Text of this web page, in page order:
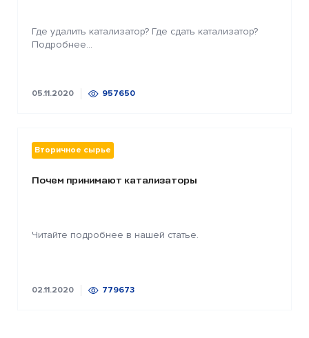
Где удалить катализатор? Где сдать катализатор?
Подробнее...
05.11.2020 957650
Вторичное сырье
Почем принимают катализаторы
Читайте подробнее в нашей статье.
02.11.2020 779673